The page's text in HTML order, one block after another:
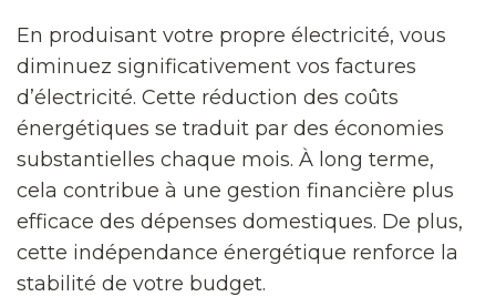
En produisant votre propre électricité, vous
diminuez significativement vos factures
d’électricité. Cette réduction des coûts
énergétiques se traduit par des économies
substantielles chaque mois. À long terme,
cela contribue à une gestion financière plus
efficace des dépenses domestiques. De plus,
cette indépendance énergétique renforce la
stabilité de votre budget.